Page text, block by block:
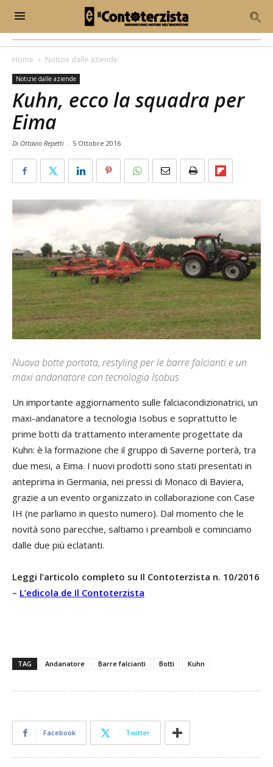
Home Notizie dalle aziende
Notizie dalle aziende
Kuhn, ecco la squadra per
Eima
Di Ottavio Repetti - 5 Ottobre 2016
Nuova botte portata, restyling per le barre falcianti e un
maxi andanatore con tecnologia Isobus
Un importante aggiornamento sulle falciacondizionatrici, un
maxi-andanatore a tecnologia Isobus e soprattutto le
prime botti da trattamento interamente progettate da
Kuhn: è la formazione che il gruppo di Saverne porterà, tra
due mesi, a Eima. I nuovi prodotti sono stati presentati in
anteprima in Germania, nei pressi di Monaco di Baviera,
grazie a un evento organizzato in collaborazione con Case
IH (ne parliamo in questo numero). Dal momento che le
novità sono parecchie, saltiamo i preamboli e cominciamo
dalle due più eclatanti.
Leggi l’articolo completo su Il Contoterzista n. 10/2016
– L’edicola de Il Contoterzista
TAG Andanatore Barre falcianti Botti Kuhn
Facebook Twitter